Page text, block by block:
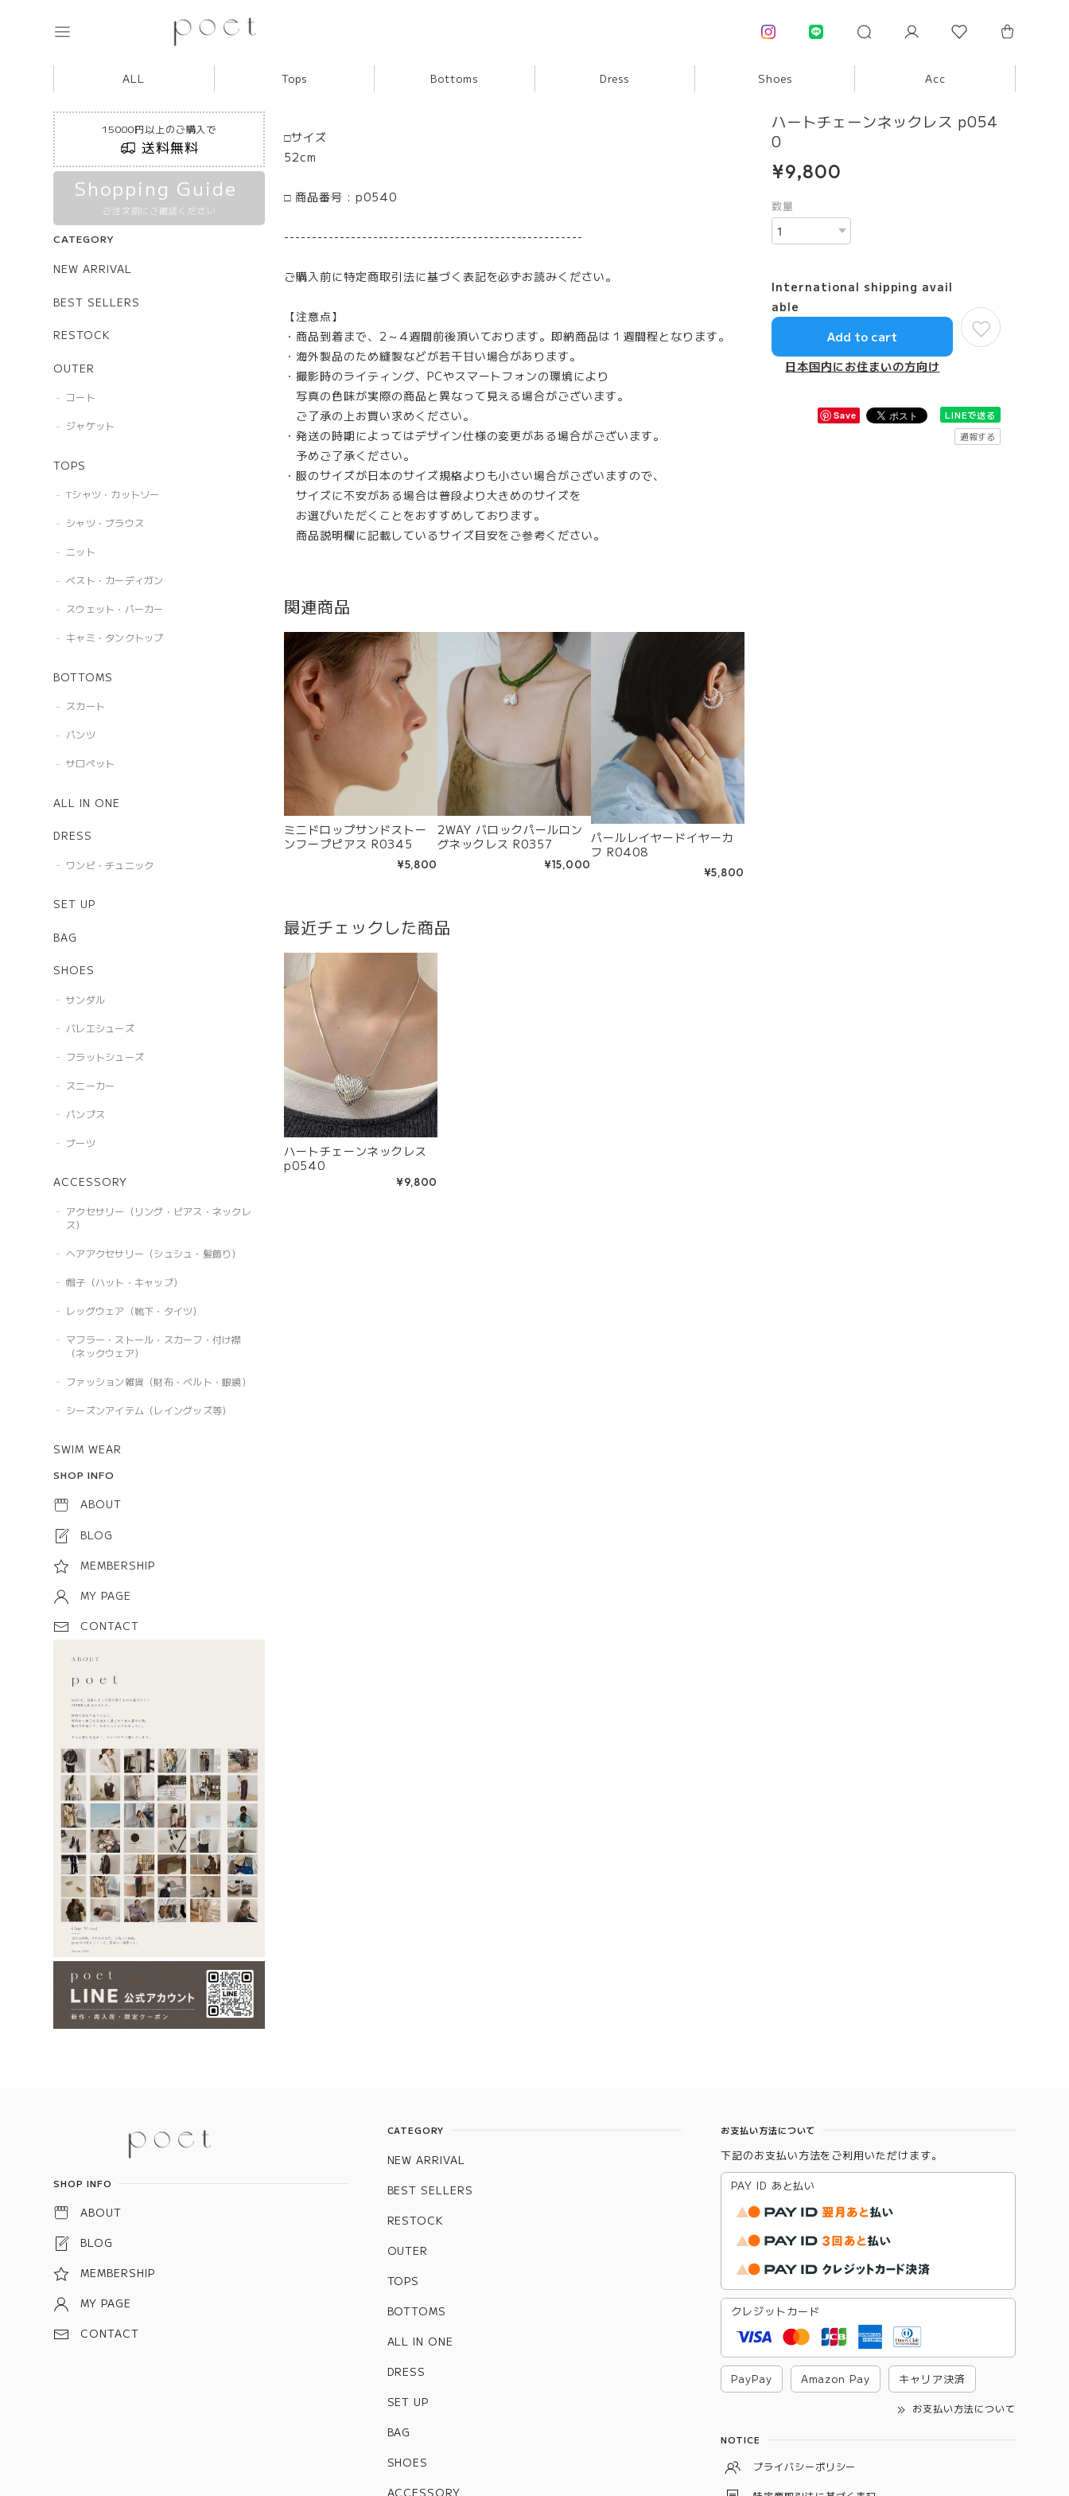
ALL Tops Bottoms Dress Shoes Acc
15000円以上のご購入で
送料無料
Shopping Guide
ご注文前にご確認ください
CATEGORY
NEW ARRIVAL
BEST SELLERS
RESTOCK
OUTER
コート
ジャケット
TOPS
Tシャツ・カットソー
シャツ・ブラウス
ニット
ベスト・カーディガン
スウェット・パーカー
キャミ・タンクトップ
BOTTOMS
スカート
パンツ
サロペット
ALL IN ONE
DRESS
ワンピ・チュニック
SET UP
BAG
SHOES
サンダル
バレエシューズ
フラットシューズ
スニーカー
パンプス
ブーツ
ACCESSORY
アクセサリー（リング・ピアス・ネックレ
ス）
ヘアアクセサリー（シュシュ・髪飾り）
帽子（ハット・キャップ）
レッグウェア（靴下・タイツ）
マフラー・ストール・スカーフ・付け襟
（ネックウェア）
ファッション雑貨（財布・ベルト・眼鏡）
シーズンアイテム（レイングッズ等）
SWIM WEAR
SHOP INFO
ABOUT
BLOG
MEMBERSHIP
MY PAGE
CONTACT
□サイズ
52cm
□ 商品番号 : p0540
------------------------------------------------------
ご購入前に特定商取引法に基づく表記を必ずお読みください。
【注意点】
・商品到着まで、2～4週間前後頂いております。即納商品は１週間程となります。
・海外製品のため縫製などが若干甘い場合があります。
・撮影時のライティング、PCやスマートフォンの環境により
写真の色味が実際の商品と異なって見える場合がございます。
ご了承の上お買い求めください。
・発送の時期によってはデザイン仕様の変更がある場合がございます。
予めご了承ください。
・服のサイズが日本のサイズ規格よりも小さい場合がございますので、
サイズに不安がある場合は普段より大きめのサイズを
お選びいただくことをおすすめしております。
商品説明欄に記載しているサイズ目安をご参考ください。
ハートチェーンネックレス p054
0
¥9,800
数量
International shipping avail
able
Add to cart
日本国内にお住まいの方向け
Save
LINEで送る
通報する
関連商品
ミニドロップサンドストー
ンフープピアス R0345
¥5,800
2WAY バロックパールロン
グネックレス R0357
¥15,000
パールレイヤードイヤーカ
フ R0408
¥5,800
最近チェックした商品
ハートチェーンネックレス
p0540
¥9,800
Information
SHOP INFO
ABOUT
BLOG
MEMBERSHIP
MY PAGE
CONTACT
CATEGORY
NEW ARRIVAL
BEST SELLERS
RESTOCK
OUTER
TOPS
BOTTOMS
ALL IN ONE
DRESS
SET UP
BAG
SHOES
ACCESSORY
お支払い方法について
下記のお支払い方法をご利用いただけます。
PAY ID あと払い
クレジットカード
PayPay Amazon Pay キャリア決済
お支払い方法について
NOTICE
プライバシーポリシー